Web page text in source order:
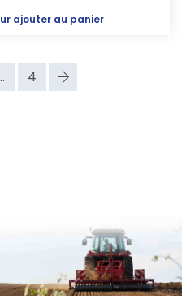
ajouter au panier
4